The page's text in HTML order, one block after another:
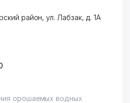
район,ул. Лабзак, д. 1А
орошаемых водных